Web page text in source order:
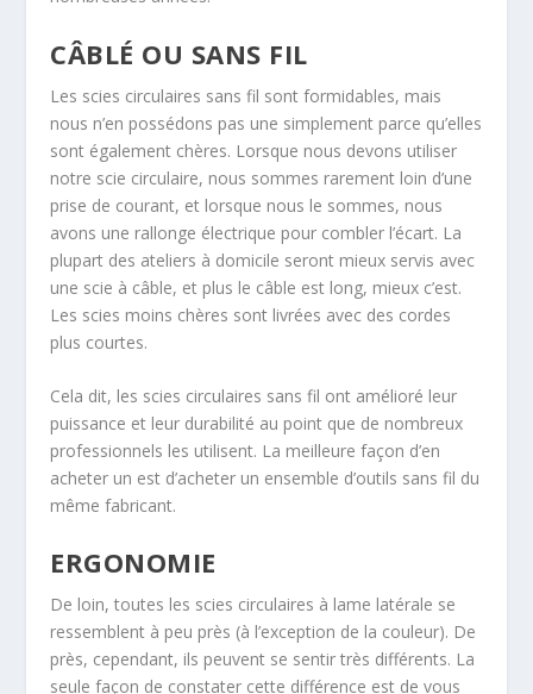
CÂBLÉ OU SANS FIL
Les scies circulaires sans fil sont formidables, mais
nous n’en possédons pas une simplement parce qu’elles
sont également chères. Lorsque nous devons utiliser
notre scie circulaire, nous sommes rarement loin d’une
prise de courant, et lorsque nous le sommes, nous
avons une rallonge électrique pour combler l’écart. La
plupart des ateliers à domicile seront mieux servis avec
une scie à câble, et plus le câble est long, mieux c’est.
Les scies moins chères sont livrées avec des cordes
plus courtes.
Cela dit, les scies circulaires sans fil ont amélioré leur
puissance et leur durabilité au point que de nombreux
professionnels les utilisent. La meilleure façon d’en
acheter un est d’acheter un ensemble d’outils sans fil du
même fabricant.
ERGONOMIE
De loin, toutes les scies circulaires à lame latérale se
ressemblent à peu près (à l’exception de la couleur). De
près, cependant, ils peuvent se sentir très différents. La
seule façon de constater cette différence est de vous